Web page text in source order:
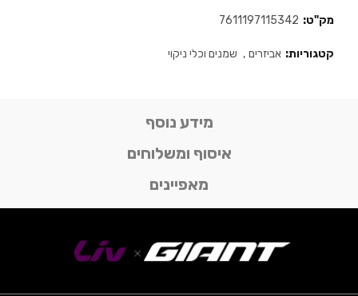
מק"ט: 7611197115342
קטגוריות: אביזרים , שמנים וכלי ניקוי
מידע נוסף
איסוף ומשלוחים
מאפיינים